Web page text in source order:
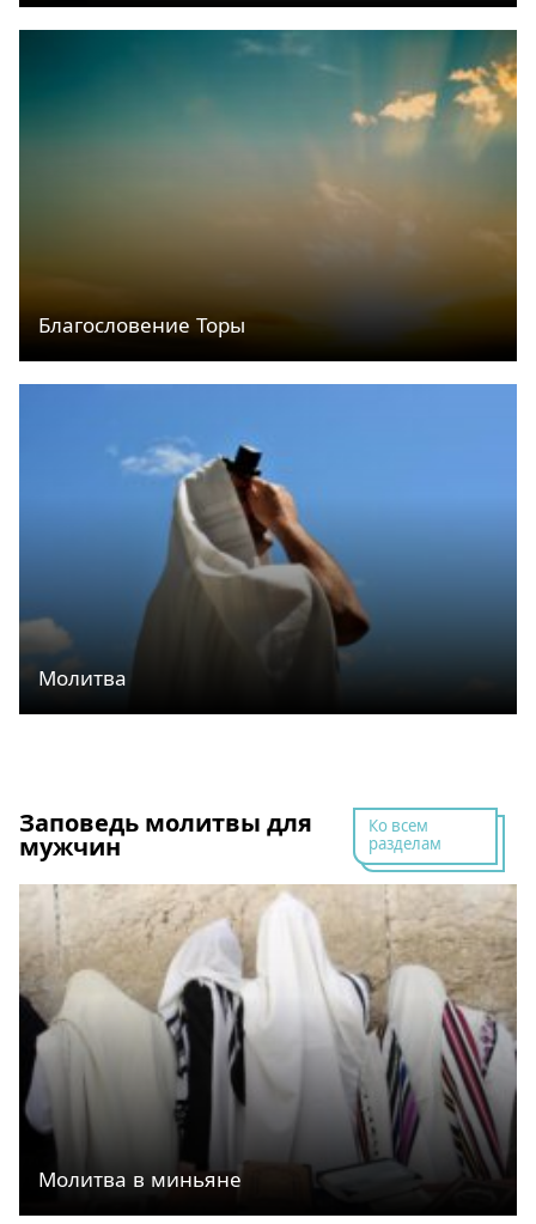
Благословение Торы
Молитва
Ко всем
разделам
Заповедь молитвы для
мужчин
Молитва в миньяне